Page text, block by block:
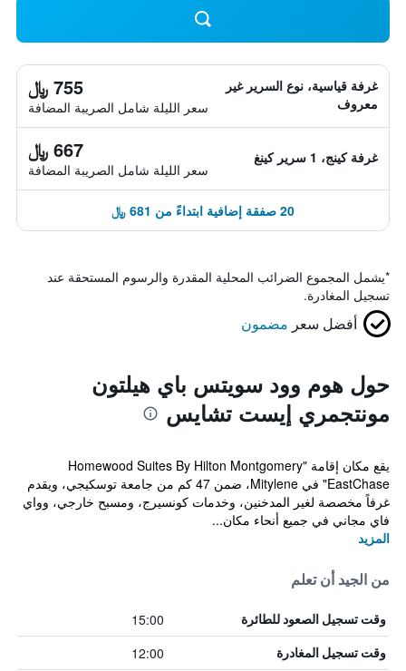
غرفة قياسية، نوع السرير غير
معروف
755 ﷼
سعر الليلة شامل الصريبة المضافة
غرفة كينج، 1 سرير كينغ 667 ﷼
سعر الليلة شامل الصريبة المضافة
20 صفقة إضافية ابتداءً من 681 ﷼
*يشمل المجموع الضرائب المحلية المقدرة والرسوم المستحقة عند
تسجيل المغادرة.
أفضل سعر مضمون
حول هوم وود سويتس باي هيلتون
مونتجمري إيست تشايس
يقع مكان إقامة "Homewood Suites By Hilton Montgomery
EastChase" في Mitylene، ضمن 47 كم من جامعة توسكيجي، ويقدم
غرفاً مخصصة لغير المدخنين، وخدمات كونسيرج، ومسبح خارجي، وواي
فاي مجاني في جميع أنحاء مكان...
المزيد
من الجيد أن تعلم
وقت تسجيل الصعود للطائرة 15:00
وقت تسجيل المغادرة 12:00